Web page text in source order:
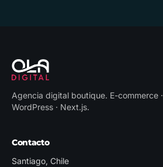
Agencia digital boutique. E-commerce ·
WordPress · Next.js.
Contacto
Santiago, Chile